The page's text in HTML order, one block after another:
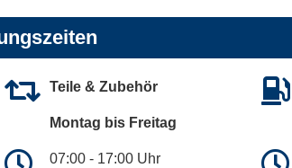
Teile & Zubehör
Montag bis Freitag
07:00 - 17:00 Uhr